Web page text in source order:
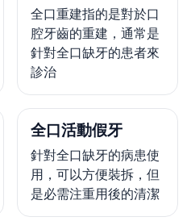
全口重建指的是對於口
腔牙齒的重建，通常是
針對全口缺牙的患者來
診治
全口活動假牙
針對全口缺牙的病患使
用，可以方便裝拆，但
是必需注重用後的清潔